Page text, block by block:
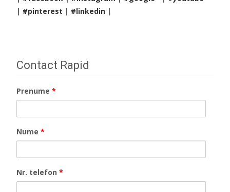
| #pinterest | #linkedin |
Contact Rapid
Prenume *
Nume *
Nr. telefon *